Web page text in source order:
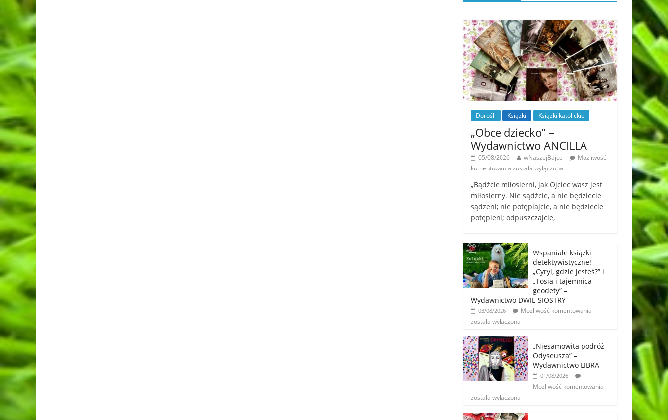
Dorośli Książki Książki katolickie
„Obce dziecko” –
Wydawnictwo ANCILLA
05/08/2026 wNaszejBajce
Możliwość
komentowania została wyłączona
„Bądźcie miłosierni, jak Ojciec wasz jest
miłosierny. Nie sądźcie, a nie będziecie
sądzeni; nie potępiajcie, a nie będziecie
potępieni; odpuszczajcie,
Wspaniałe książki
detektywistyczne!
„Cyryl, gdzie jesteś?” i
„Tosia i tajemnica
geodety” –
Wydawnictwo DWIE SIOSTRY
03/08/2026
Możliwość komentowania
została wyłączona
„Niesamowita podróż
Odyseusza” –
Wydawnictwo LIBRA
01/08/2026
Możliwość komentowania
została wyłączona